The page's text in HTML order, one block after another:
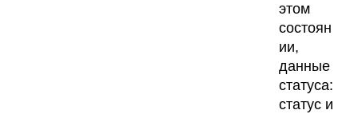
этом
состоян
ии,
данные
статуса:
статус и